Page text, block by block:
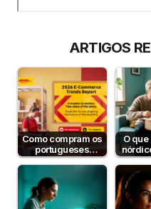
ARTIGOS
Como compram os
portugueses
online? Estudo DHL
O